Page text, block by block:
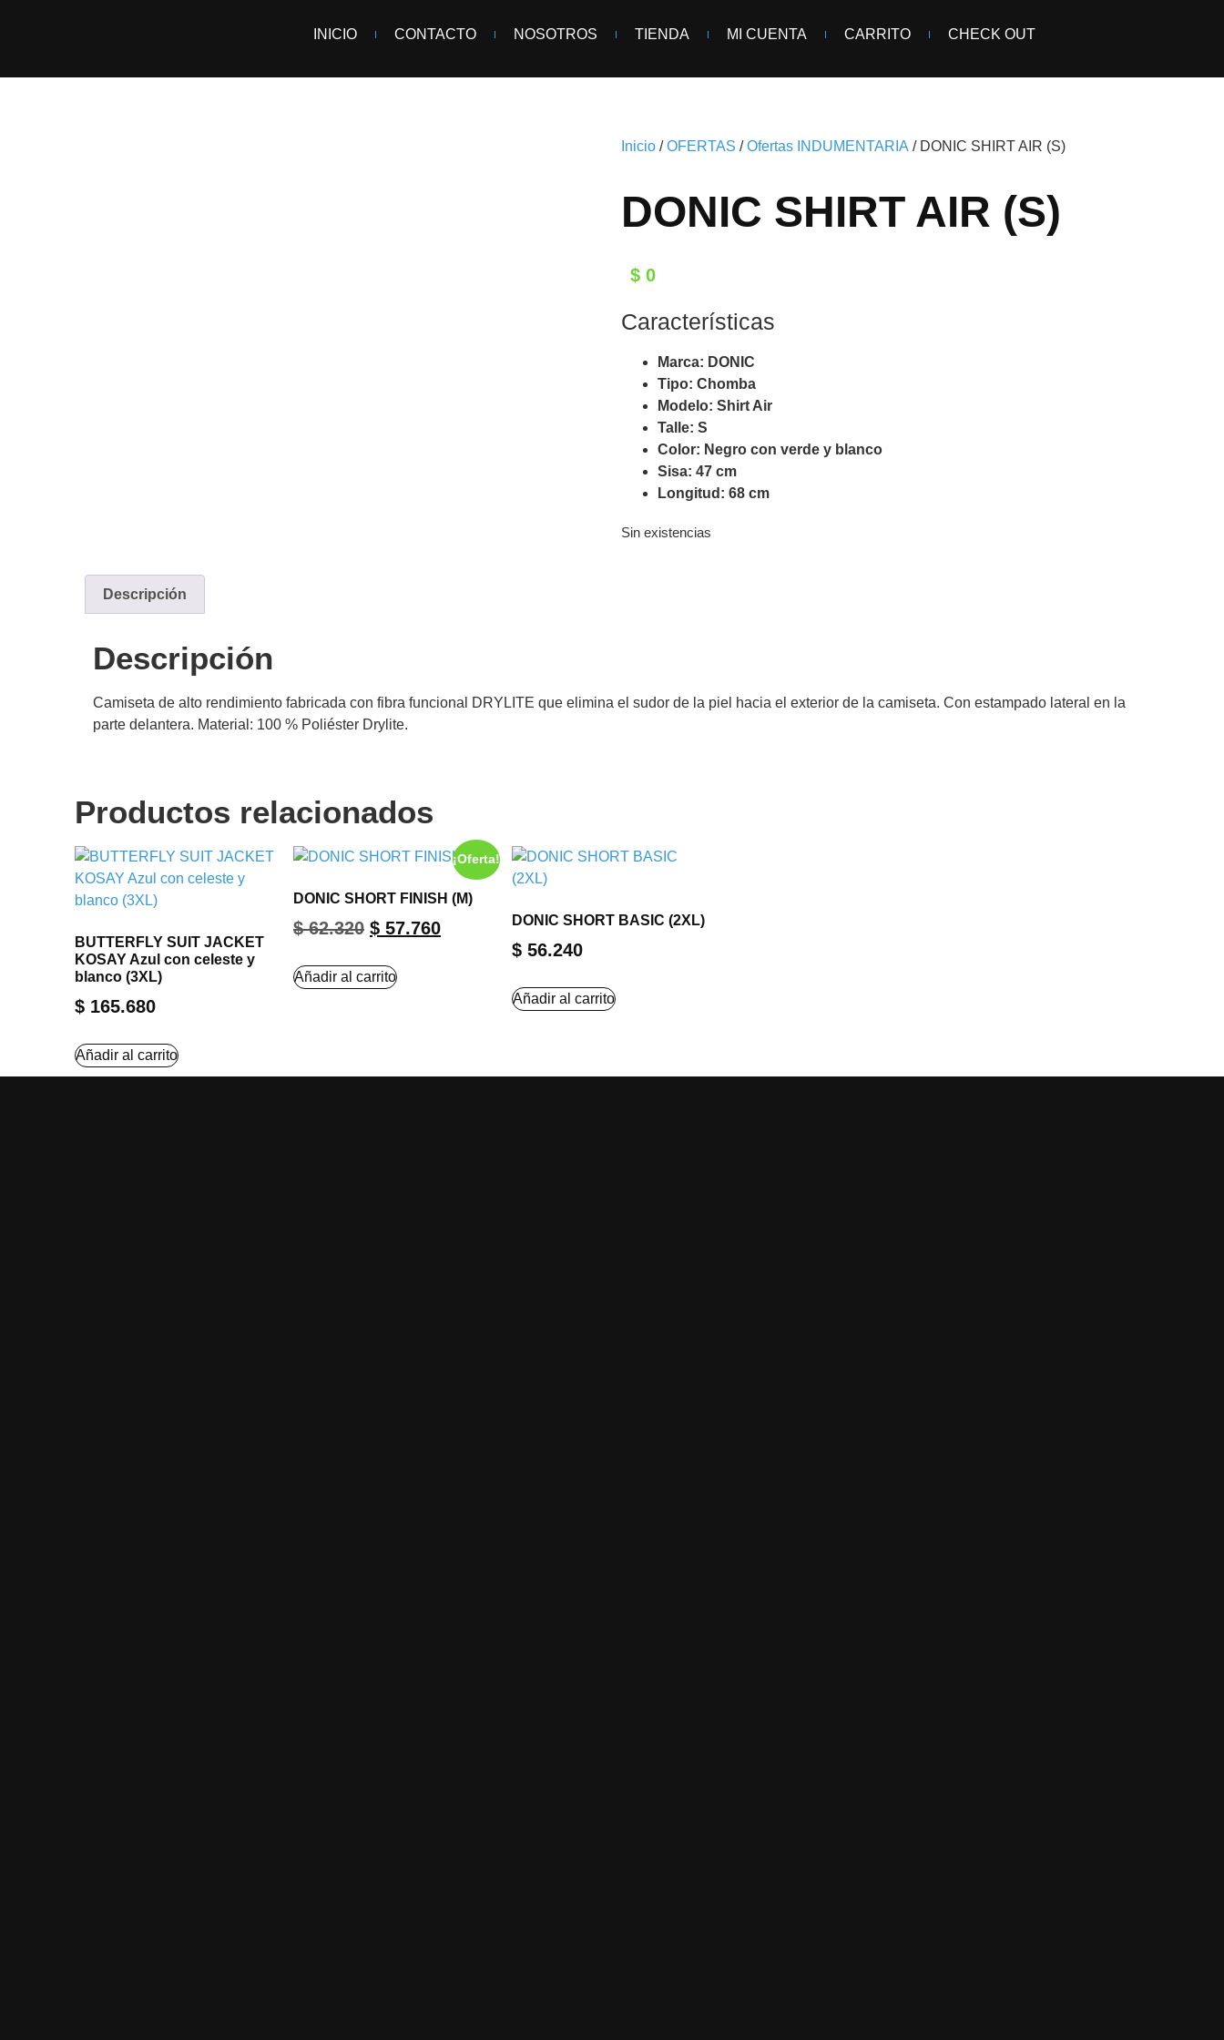
INICIO CONTACTO NOSOTROS TIENDA MI CUENTA CARRITO CHECK OUT
Inicio /OFERTAS /Ofertas INDUMENTARIA / DONIC SHIRT AIR (S)
DONIC SHIRT AIR (S)
$ 0
Características
Marca: DONIC
Tipo: Chomba
Modelo: Shirt Air
Talle: S
Color: Negro con verde y blanco
Sisa: 47 cm
Longitud: 68 cm
Sin existencias
Descripción
Descripción
Camiseta de alto rendimiento fabricada con fibra funcional DRYLITE que elimina el sudor de la piel hacia el exterior de la camiseta. Con estampado lateral en la
parte delantera. Material: 100 % Poliéster Drylite.
Productos relacionados
BUTTERFLY SUIT JACKET
KOSAY Azul con celeste y
blanco (3XL)
$ 165.680
Añadir al carrito
¡Oferta!
DONIC SHORT FINISH (M)
$62.320 $ 57.760
Añadir al carrito
DONIC SHORT BASIC (2XL)
$ 56.240
Añadir al carrito